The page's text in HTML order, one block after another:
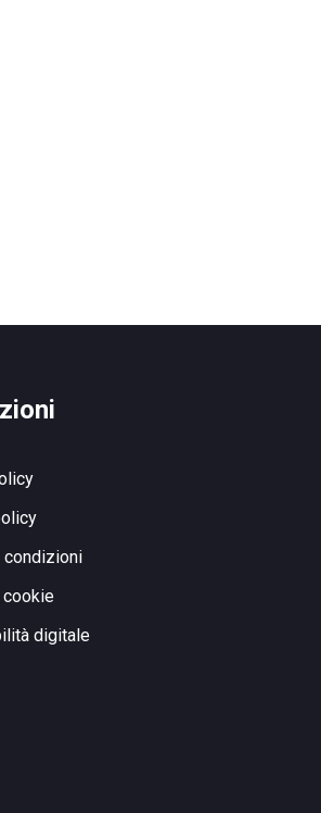
condizioni
cookie
digitale